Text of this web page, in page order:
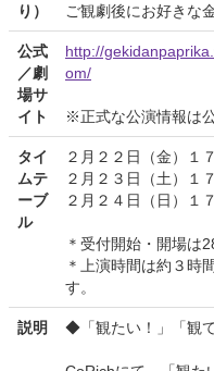
り）
ご観劇後にお好きな
公式
／劇
場サ
イト
http://
om/
※正式な公演情報は
タイ
ムテ
ーブ
ル
２月２２日（金）１
２月２３日（土）１
２月２４日（日）１
＊受付開始・開場は
＊上演時間は約３時
す。
説明 ◆「観たい！」「観